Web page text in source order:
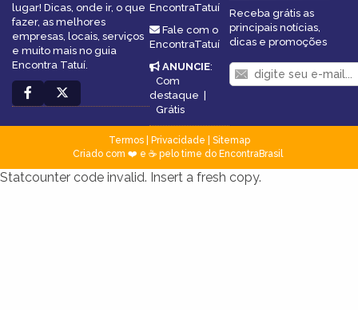
lugar! Dicas, onde ir, o que
fazer, as melhores
empresas, locais, serviços
e muito mais no guia
Encontra Tatuí.
EncontraTatuí
Fale com o
EncontraTatuí
ANUNCIE:
Com
destaque |
Grátis
Receba grátis as
principais notícias,
dicas e promoções
Termos| Privacidade
Sitemap
Criado com ❤️ e ☕ pelo time do EncontraBrasil
Statcounter code invalid. Insert a fresh copy.